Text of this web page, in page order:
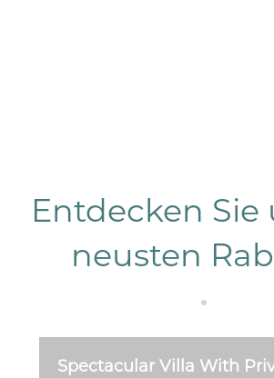
Entdecken Sie
neusten